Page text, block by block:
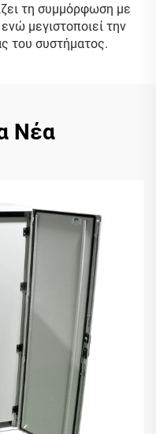
τη συμμόρφωση με
μεγιστοποιεί την
του συστήματος.
Νέα